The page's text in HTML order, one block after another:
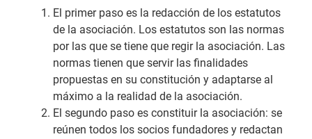
El primer paso es la redacción de los estatutos
de la asociación. Los estatutos son las normas
por las que se tiene que regir la asociación. Las
normas tienen que servir las finalidades
propuestas en su constitución y adaptarse al
máximo a la realidad de la asociación.
El segundo paso es constituir la asociación: se
reúnen todos los socios fundadores y redactan